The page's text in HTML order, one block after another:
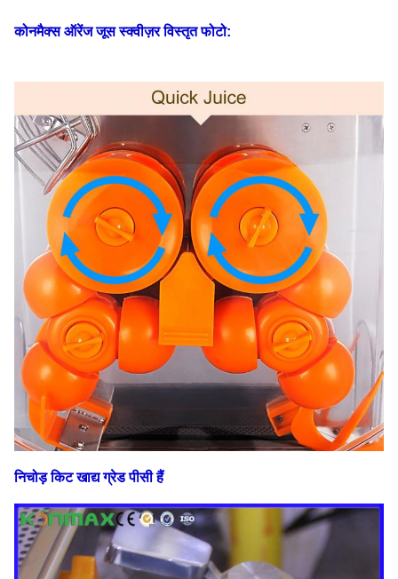
कोनमैक्स ऑरेंज जूस स्क्वीज़रविस्तृत फोटो:
निचोड़ किट खाद्य ग्रेड पीसी हैं